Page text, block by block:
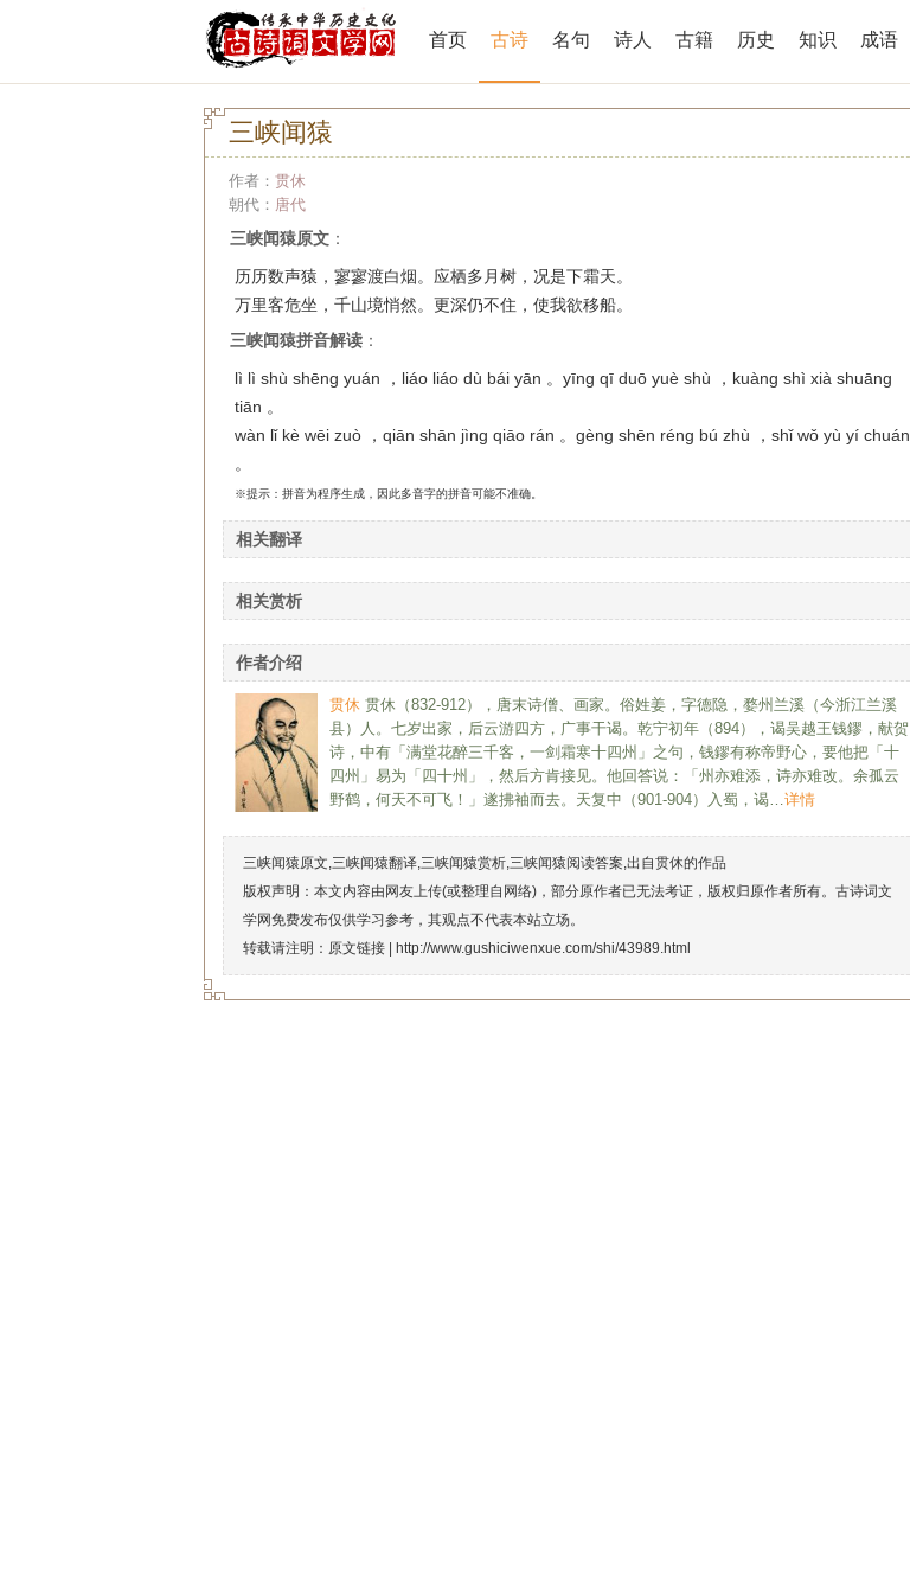
首页 古诗 名句 诗人 古籍 历史 知识 成语
三峡闻猿
作者： 贯休
朝代： 唐代
三峡闻猿原文 ：
历历数声猿，寥寥渡白烟。应栖多月树，况是下霜天。
万里客危坐，千山境悄然。更深仍不住，使我欲移船。
三峡闻猿拼音解读 ：
lì lì shù shēng yuán ，liáo liáo dù bái yān 。yīng qī duō yuè shù ，kuàng shì xià shuāng
tiān 。
wàn lǐ kè wēi zuò ，qiān shān jìng qiāo rán 。gèng shēn réng bú zhù ，shǐ wǒ yù yí chuán
。
※提示：拼音为程序生成，因此多音字的拼音可能不准确。
相关翻译
相关赏析
作者介绍
贯休 贯休（832-912），唐末诗僧、画家。俗姓姜，字德隐，婺州兰溪（今浙江兰溪
县）人。七岁出家，后云游四方，广事干谒。乾宁初年（894），谒吴越王钱鏐，献贺
诗，中有「满堂花醉三千客，一剑霜寒十四州」之句，钱鏐有称帝野心，要他把「十
四州」易为「四十州」，然后方肯接见。他回答说：「州亦难添，诗亦难改。余孤云
野鹤，何天不可飞！」遂拂袖而去。天复中（901-904）入蜀，谒…详情
三峡闻猿原文,三峡闻猿翻译,三峡闻猿赏析,三峡闻猿阅读答案,出自贯休的作品
版权声明：本文内容由网友上传(或整理自网络)，部分原作者已无法考证，版权归原作者所有。古诗词文
学网免费发布仅供学习参考，其观点不代表本站立场。
转载请注明：原文链接 |
http://www.gushiciwenxue.com/shi/43989.html